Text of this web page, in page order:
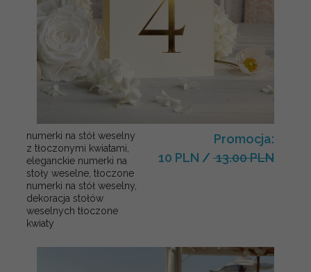
numerki na stół weselny
z tłoczonymi kwiatami,
eleganckie numerki na
stoły weselne, tłoczone
numerki na stół weselny,
dekoracja stołów
weselnych tłoczone
kwiaty
Promocja:
10 PLN / 13.00 PLN